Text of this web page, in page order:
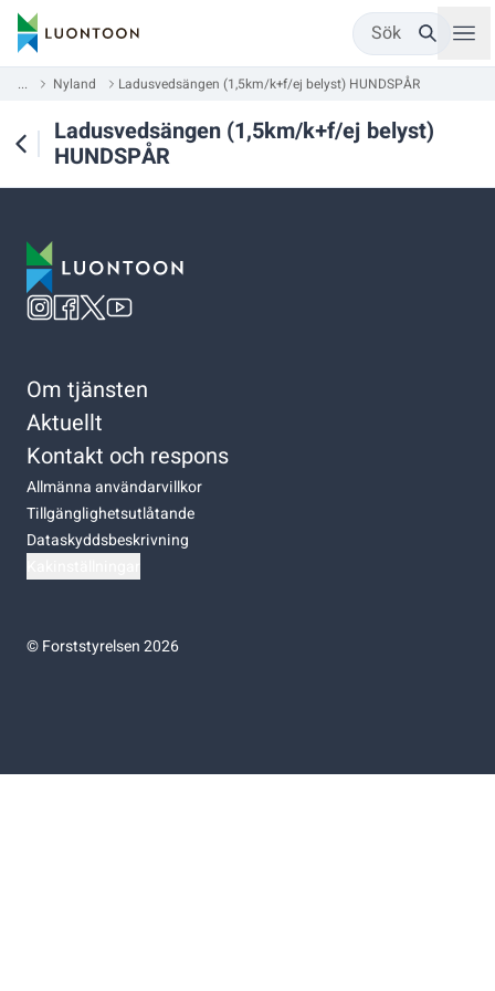
Sök
... Nyland Ladusvedsängen (1,5km/k+f/ej belyst) HUNDSPÅR
Ladusvedsängen (1,5km/k+f/ej belyst)
HUNDSPÅR
Om tjänsten
Aktuellt
Kontakt och respons
Allmänna användarvillkor
Tillgänglighetsutlåtande
Dataskyddsbeskrivning
©Forststyrelsen 2026